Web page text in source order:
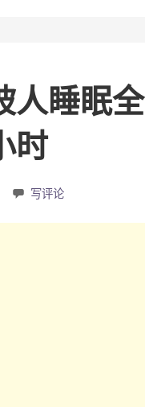
人睡眠
时
写评论